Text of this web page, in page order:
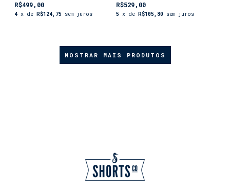
R$499,00
4 x de R$124,75 sem juros
R$529,00
5 x de R$105,80 sem juros
MOSTRAR MAIS PRODUTOS